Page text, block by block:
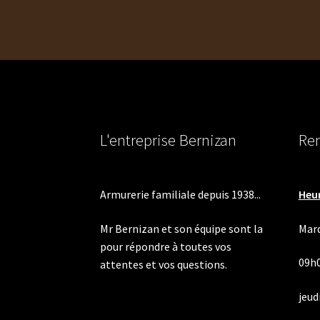
L'entreprise Bernizan
Armurerie familiale depuis 1938...
Mr Bernizan et son équipe sont la
pour répondre à toutes vos
attentes et vos questions.